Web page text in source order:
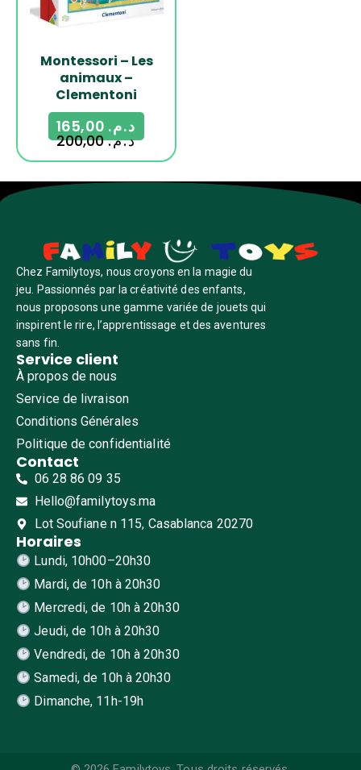
Montessori – Les
animaux –
Clementoni
د.م.200,00
د.م.
Chez Familytoys, nous croyons en la magie du
jeu. Passionnés par la créativité des enfants,
nous proposons une gamme variée de jouets qui
inspirent le rire, l’apprentissage et des aventures
sans fin.
Service client
À propos de nous
Service de livraison
Conditions Générales
Politique de confidentialité
Contact
06 28 86 09 35
Hello@familytoys.ma
Lot Soufiane n 115, Casablanca 20270
Horaires
Lundi, 10h00–20h30
Mardi, de 10h à 20h30
Mercredi, de 10h à 20h30
Jeudi, de 10h à 20h30
Vendredi, de 10h à 20h30
Samedi, de 10h à 20h30
Dimanche, 11h-19h